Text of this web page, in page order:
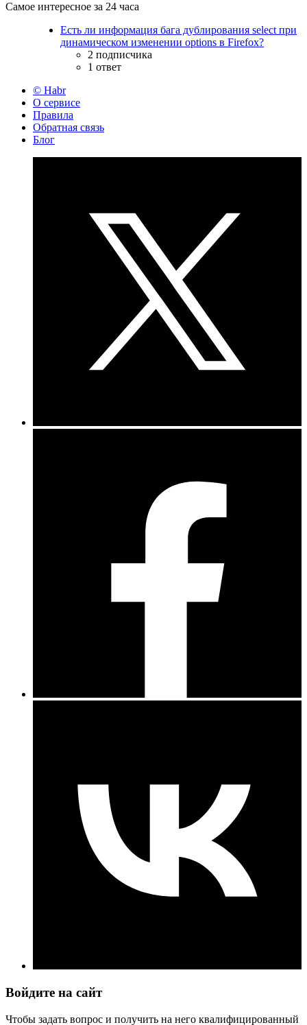
Самое интересное за 24 часа
Есть ли информация бага дублирования select при
динамическом изменении options в Firefox?
2 подписчика
1 ответ
© Habr
О сервисе
Правила
Обратная связь
Блог
Войдите на сайт
Чтобы задать вопрос и получить на него квалифицированный